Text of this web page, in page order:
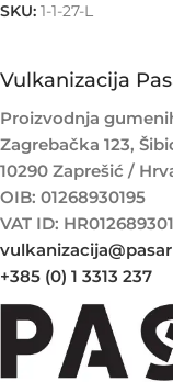
SKU: 1-1-27-L
Vulkanizacija
Proizvodnja
Zagrebačka 123,
10290 Zaprešić /
OIB: 01268930195
VAT ID:
+385 (0) 1 3313 237